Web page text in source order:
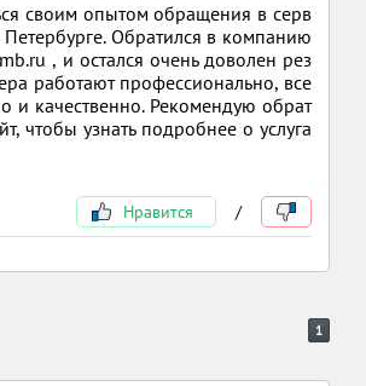
своим опытом обращения в серв
Обратился в компанию
, и остался очень доволен рез
работают профессионально, все
и качественно. Рекомендую обрат
чтобы узнать подробнее о услуга
Нравится /
1